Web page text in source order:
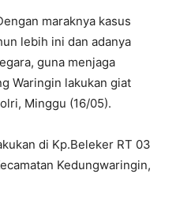
maraknya kasus
lebih ini dan adanya
guna menjaga
Waringin lakukan giat
Minggu (16/05).
di Kp.Beleker RT 03
Kedungwaringin,